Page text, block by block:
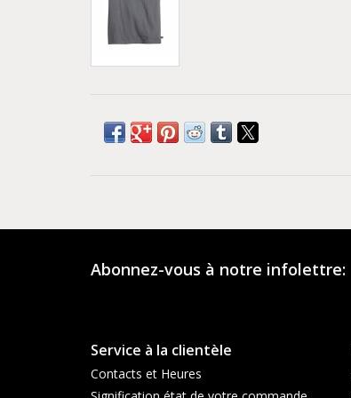
Abonnez-vous à notre infolettre:
Service à la clientèle
Contacts et Heures